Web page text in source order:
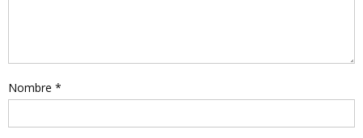
Nombre *